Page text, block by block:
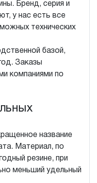
Бренд, серия и
у нас есть все
технических
базой,
Заказы
компаниями по
название
Материал, по
резине, при
меньший удельный